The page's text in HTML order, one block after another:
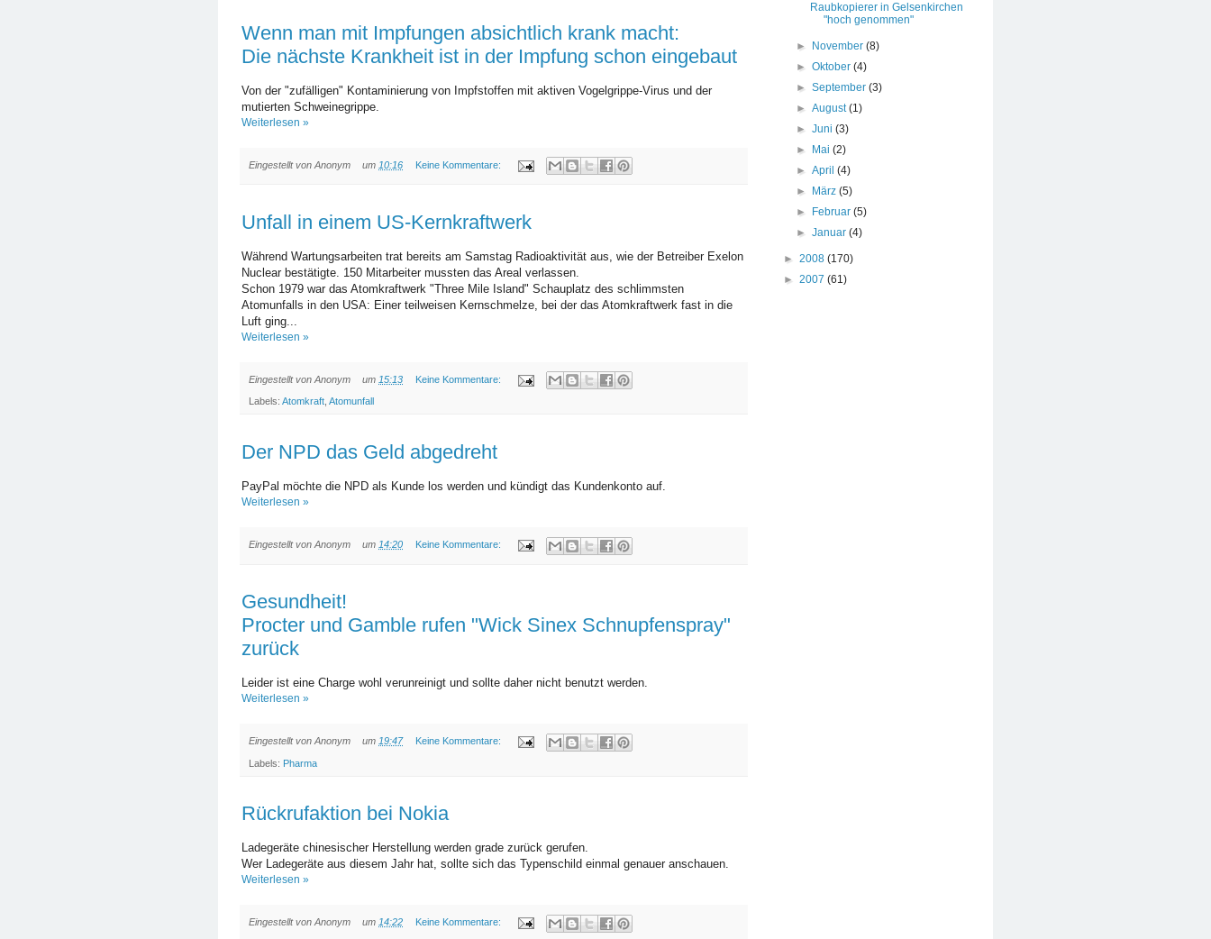
Wenn man mit Impfungen absichtlich krank macht:
Die nächste Krankheit ist in der Impfung schon eingebaut
Von der "zufälligen" Kontaminierung von Impfstoffen mit aktiven Vogelgrippe-Virus und der
mutierten Schweinegrippe.
Weiterlesen »
Eingestellt von Anonym um 10:16 Keine Kommentare:
Unfall in einem US-Kernkraftwerk
Während Wartungsarbeiten trat bereits am Samstag Radioaktivität aus, wie der Betreiber Exelon
Nuclear bestätigte. 150 Mitarbeiter mussten das Areal verlassen.
Schon 1979 war das Atomkraftwerk "Three Mile Island" Schauplatz des schlimmsten
Atomunfalls in den USA: Einer teilweisen Kernschmelze, bei der das Atomkraftwerk fast in die
Luft ging...
Weiterlesen »
Eingestellt von Anonym um 15:13 Keine Kommentare:
Labels: Atomkraft, Atomunfall
Der NPD das Geld abgedreht
PayPal möchte die NPD als Kunde los werden und kündigt das Kundenkonto auf.
Weiterlesen »
Eingestellt von Anonym um 14:20 Keine Kommentare:
Gesundheit!
Procter und Gamble rufen "Wick Sinex Schnupfenspray"
zurück
Leider ist eine Charge wohl verunreinigt und sollte daher nicht benutzt werden.
Weiterlesen »
Eingestellt von Anonym um 19:47 Keine Kommentare:
Labels: Pharma
Rückrufaktion bei Nokia
Ladegeräte chinesischer Herstellung werden grade zurück gerufen.
Wer Ladegeräte aus diesem Jahr hat, sollte sich das Typenschild einmal genauer anschauen.
Weiterlesen »
Eingestellt von Anonym um 14:22 Keine Kommentare:
Raubkopierer in Gelsenkirchen
"hoch genommen"
► November(8)
►Oktober(4)
►September(3)
►August(1)
►Juni(3)
►
Mai(2)
►April(4)
►
März(5)
►
Februar(5)
►Januar(4)
► 2008 (170)
► 2007 (61)